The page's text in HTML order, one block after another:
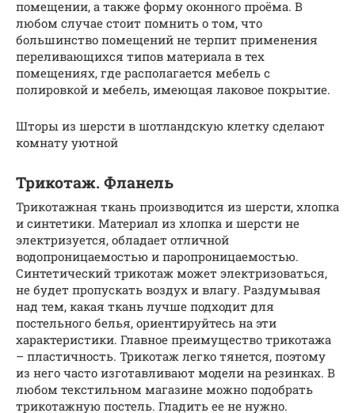
помещении, а также форму оконного проёма. В
любом случае стоит помнить о том, что
большинство помещений не терпит применения
переливающихся типов материала в тех
помещениях, где располагается мебель с
полировкой и мебель, имеющая лаковое покрытие.
Шторы из шерсти в шотландскую клетку сделают
комнату уютной
Трикотаж. Фланель
Трикотажная ткань производится из шерсти, хлопка
и синтетики. Материал из хлопка и шерсти не
электризуется, обладает отличной
водопроницаемостью и паропроницаемостью.
Синтетический трикотаж может электризоваться,
не будет пропускать воздух и влагу. Раздумывая
над тем, какая ткань лучше подходит для
постельного белья, ориентируйтесь на эти
характеристики. Главное преимущество трикотажа
– пластичность. Трикотаж легко тянется, поэтому
из него часто изготавливают модели на резинках. В
любом текстильном магазине можно подобрать
трикотажную постель. Гладить ее не нужно.